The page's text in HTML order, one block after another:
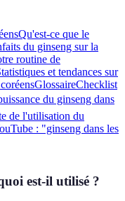
Qu'est-ce que le
du ginseng sur la
routine de
et tendances sur
GlossaireChecklist
du ginseng dans
de l'utilisation du
: "ginseng dans les
est-il utilisé ?